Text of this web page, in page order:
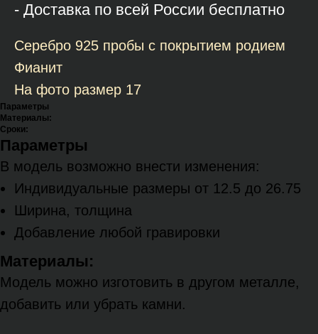
- Доставка по всей России бесплатно
Серебро 925 пробы с покрытием родием
Фианит
На фото размер 17
Параметры
Материалы:
Сроки:
Параметры
В модель возможно внести изменения:
Индивидуальные размеры от 12.5 до 26.75
Ширина, толщина
Добавление любой гравировки
Материалы:
Модель можно изготовить в другом металле,
добавить или убрать камни.